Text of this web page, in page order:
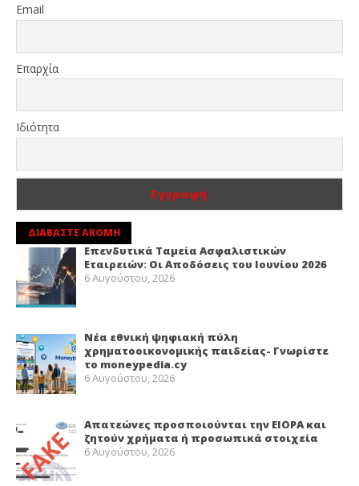
Email
Επαρχία
Ιδιότητα
ΔΙΑΒΑΣΤΕ ΑΚΟΜΗ
Επενδυτικά Ταμεία Ασφαλιστικών
Εταιρειών: Οι Αποδόσεις του Ιουνίου 2026
6 Αυγούστου, 2026
Νέα εθνική ψηφιακή πύλη
χρηματοοικονομικής παιδείας- Γνωρίστε
το moneypedia.cy
6 Αυγούστου, 2026
Απατεώνες προσποιούνται την EIOPA και
ζητούν χρήματα ή προσωπικά στοιχεία
6 Αυγούστου, 2026